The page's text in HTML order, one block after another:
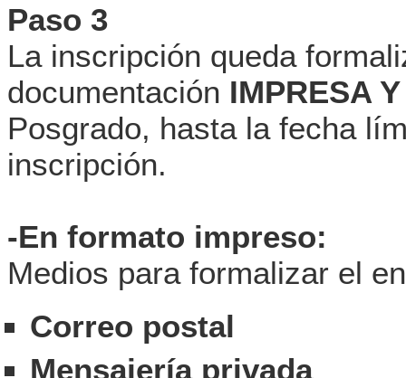
Paso 3
La inscripción queda
documentación IMPRESA
Posgrado, hasta la fecha
inscripción.
-En formato impreso:
Medios para formalizar el
Correo postal
Mensajería privada